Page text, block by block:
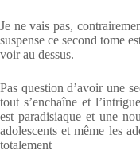
Je ne vais pas,
suspense ce second tome
voir au dessus.
Pas question d’avoir une
tout s’enchaîne et
est paradisiaque et une
adolescents et même les
totalement